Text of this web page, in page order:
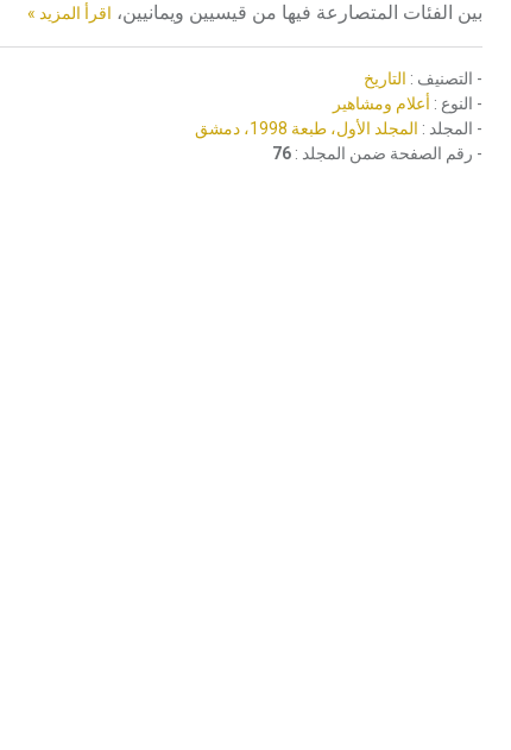
بين الفئات المتصارعة فيها من قيسيين ويمانيين، اقرأ المزيد »
- التصنيف : التاريخ
- النوع : أعلام ومشاهير
- المجلد : المجلد الأول، طبعة 1998، دمشق
- رقم الصفحة ضمن المجلد : 76